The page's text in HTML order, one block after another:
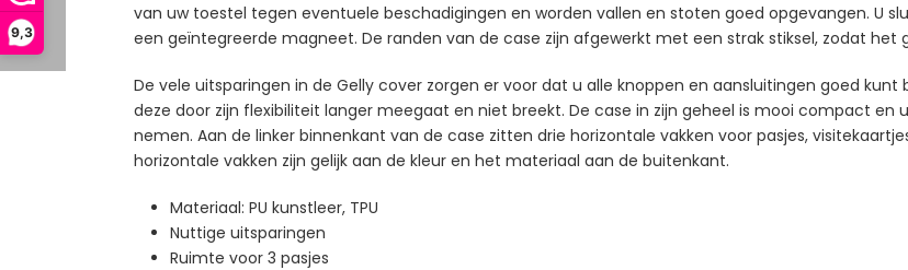
9,3
van uw toestel tegen eventuele beschadigingen en worden vallen en stoten goed opgevangen. U
een geïntegreerde magneet. De randen van de case zijn afgewerkt met een strak stiksel, zodat
De vele uitsparingen in de Gelly cover zorgen er voor dat u alle knoppen en aansluitingen goed
deze door zijn flexibiliteit langer meegaat en niet breekt. De case in zijn geheel is mooi compact
nemen. Aan de linker binnenkant van de case zitten drie horizontale vakken voor pasjes,
horizontale vakken zijn gelijk aan de kleur en het materiaal aan de buitenkant.
Materiaal: PU kunstleer, TPU
Nuttige uitsparingen
Ruimte voor 3 pasjes